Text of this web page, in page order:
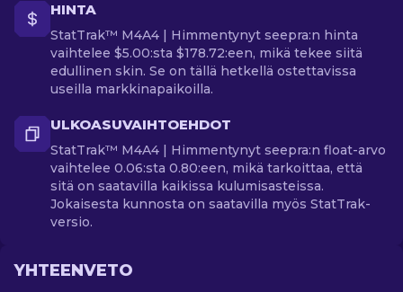
HINTA
StatTrak™ M4A4 | Himmentynyt seepra:n hinta
vaihtelee $5.00:sta $178.72:een, mikä tekee siitä
edullinen skin. Se on tällä hetkellä ostettavissa
useilla markkinapaikoilla.
ULKOASUVAIHTOEHDOT
StatTrak™ M4A4 | Himmentynyt seepra:n float-arvo
vaihtelee 0.06:sta 0.80:een, mikä tarkoittaa, että
sitä on saatavilla kaikissa kulumisasteissa.
Jokaisesta kunnosta on saatavilla myös StatTrak-
versio.
YHTEENVETO